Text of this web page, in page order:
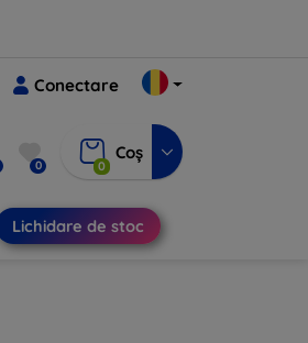
Conectare
0 0
Coș
Lichidare de stoc